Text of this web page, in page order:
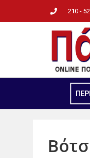
210 -